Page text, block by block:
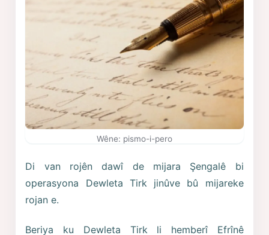
Wêne: pismo-i-pero
Di van rojên dawî de mijara Şengalê bi
operasyona Dewleta Tirk jinûve bû mijareke
rojan e.
Beriya ku Dewleta Tirk li hemberî Efrînê